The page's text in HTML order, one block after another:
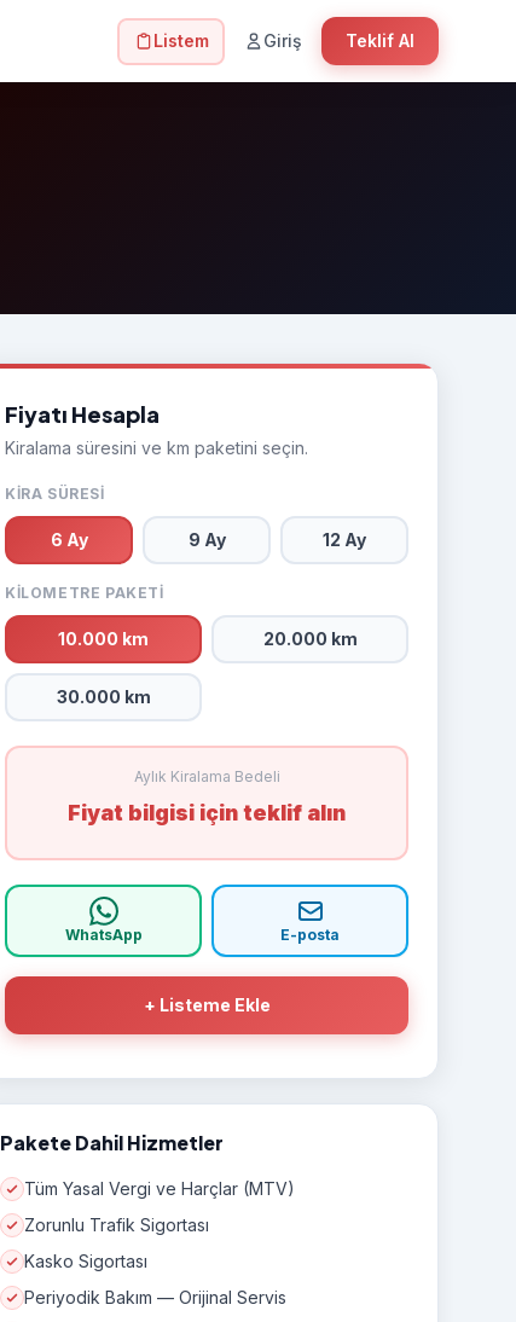
Listem Giriş Teklif Al
Fiyatı Hesapla
Kiralama süresini ve km paketini seçin.
KIRA SÜRESI
6 Ay 9 Ay 12 Ay
KILOMETRE PAKETI
10.000 km 20.000 km
30.000 km
Aylık Kiralama Bedeli
Fiyat bilgisi için teklif alın
WhatsApp E-posta
+ Listeme Ekle
Pakete Dahil Hizmetler
Tüm Yasal Vergi ve Harçlar (MTV)
Zorunlu Trafik Sigortası
Kasko Sigortası
Periyodik Bakım — Orijinal Servis